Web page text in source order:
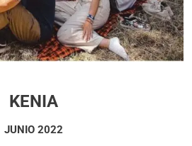
KENIA
JUNIO 2022